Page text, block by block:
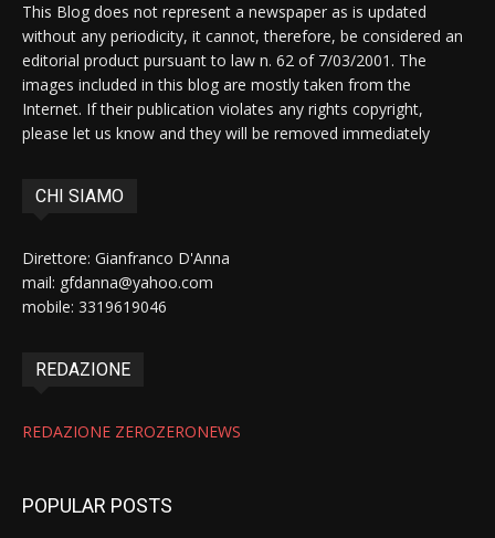
This Blog does not represent a newspaper as is updated
without any periodicity, it cannot, therefore, be considered an
editorial product pursuant to law n. 62 of 7/03/2001. The
images included in this blog are mostly taken from the
Internet. If their publication violates any rights copyright,
please let us know and they will be removed immediately
CHI SIAMO
Direttore: Gianfranco D'Anna
mail: gfdanna@yahoo.com
mobile: 3319619046
REDAZIONE
REDAZIONE ZEROZERONEWS
POPULAR POSTS